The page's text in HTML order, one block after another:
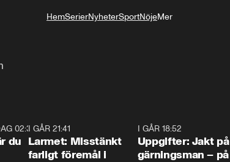
HemSerierNyheterSportNöjeMer
1:06
02:30
du
I GÅR 21:41
Larmet: Misstänkt
farligt föremål i
I GÅR 18:52
Uppgifter: Jakt på
gärningsman – på